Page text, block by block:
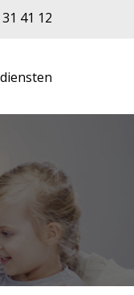
41 12